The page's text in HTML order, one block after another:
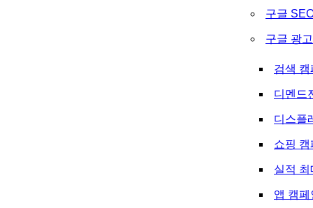
구글
구글 광
검색 캠
디멘드
디스플
쇼핑 캠
실적
앱 캠페